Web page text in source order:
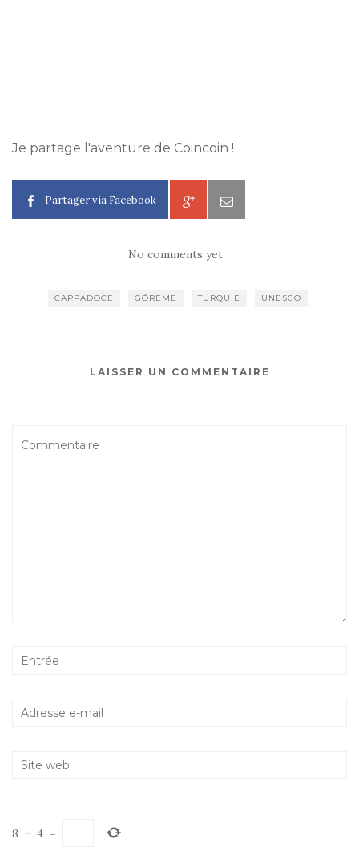
Je partage l'aventure de Coincoin !
Partager via Facebook
No comments yet
CAPPADOCE GÖREME TURQUIE UNESCO
LAISSER UN COMMENTAIRE
8 − 4 =